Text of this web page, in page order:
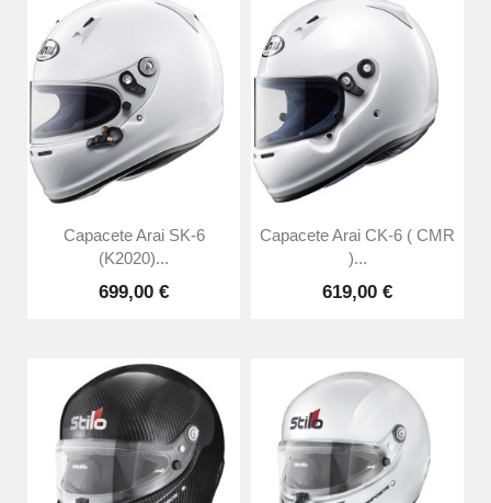
Capacete Arai SK-6
(K2020)...
699,00 €
Capacete Arai CK-6 ( CMR
)...
619,00 €